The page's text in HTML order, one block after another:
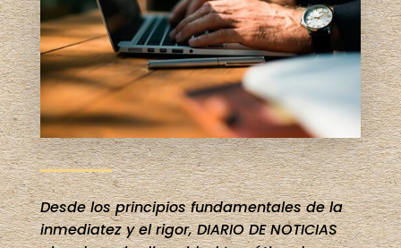
Desde los principios fundamentales de la
inmediatez y el rigor, DIARIO DE NOTICIAS